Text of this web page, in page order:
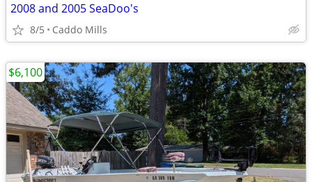
2008 and 2005 SeaDoo's
8/5 Caddo Mills
$6,100